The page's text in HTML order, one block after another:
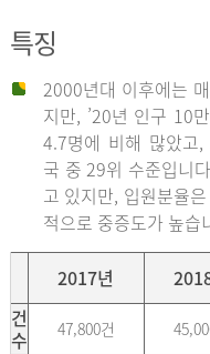
특징
2000년대 이후에는
지만, ’20년 인구 10
4.7명에 비해 많았고,
국 중 29위 수준입니
고 있지만, 입원분율
적으로 중증도가 높습
2017년
건
수
47,800건